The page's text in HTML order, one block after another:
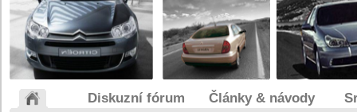
Diskuzní fórum Články & návody